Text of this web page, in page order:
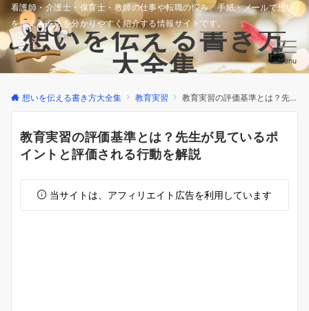
看護師・介護士・保育士・教師の仕事や転職の悩み、手紙・メールで想い
を伝える方法を分かりやすく紹介する情報サイトです。
想いを伝える書き方
大全集
Menu
想いを伝える書き方大全集 教育実習 教育実習の評価基準とは？先生が見ているポイントと評価される行動を解説
教育実習の評価基準とは？先生が見ているポ
イントと評価される行動を解説
当サイトは、アフィリエイト広告を利用しています